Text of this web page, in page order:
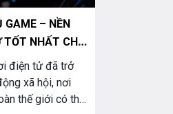
GAME – NỀN
TỐT NHẤT CHO
điện tử đã trở
xã hội, nơi
thế giới có thể